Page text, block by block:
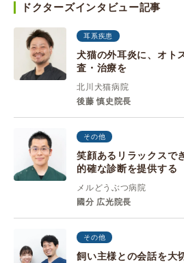
ドクターズインタビュー記事
耳系疾患
犬猫の外耳炎に、オト
査・治療を
北川犬猫病院
後藤 慎史院長
その他
笑顔あるリラックスで
的確な診断を提供する
メルどうぶつ病院
國分 広光院長
その他
飼い主様との会話を大